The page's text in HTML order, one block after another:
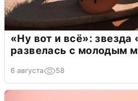
«Ну вот и всё»:
развелась с молодым
6 августа 58